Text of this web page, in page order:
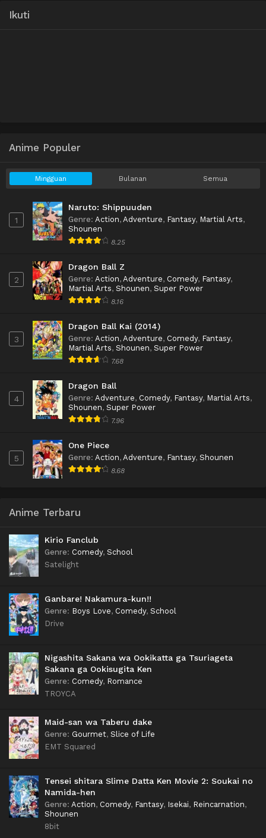
Ikuti
Anime Populer
Mingguan Bulanan Semua
1
Naruto: Shippuuden
Genre: Action, Adventure, Fantasy, Martial Arts,
Shounen
8.25
2
Dragon Ball Z
Genre: Action, Adventure, Comedy, Fantasy,
Martial Arts, Shounen, Super Power
8.16
3
Dragon Ball Kai (2014)
Genre: Action, Adventure, Comedy, Fantasy,
Martial Arts, Shounen, Super Power
7.68
4
Dragon Ball
Genre: Adventure, Comedy, Fantasy, Martial Arts,
Shounen, Super Power
7.96
5
One Piece
Genre: Action, Adventure, Fantasy, Shounen
8.68
Anime Terbaru
Kirio Fanclub
Genre: Comedy, School
Satelight
Ganbare! Nakamura-kun!!
Genre: Boys Love, Comedy, School
Drive
Nigashita Sakana wa Ookikatta ga Tsuriageta
Sakana ga Ookisugita Ken
Genre: Comedy, Romance
TROYCA
Maid-san wa Taberu dake
Genre: Gourmet, Slice of Life
EMT Squared
Tensei shitara Slime Datta Ken Movie 2: Soukai no
Namida-hen
Genre: Action, Comedy, Fantasy, Isekai, Reincarnation,
Shounen
8bit